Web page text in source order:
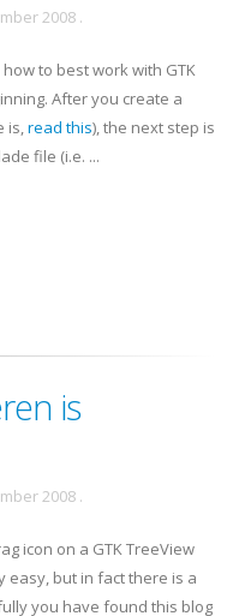
2008 .
to best work with GTK
After you create a
is,read this), the next step is
file (i.e. ...
is
2008 .
icon on a GTKTreeView
easy, but in fact there is a
you have found this blog